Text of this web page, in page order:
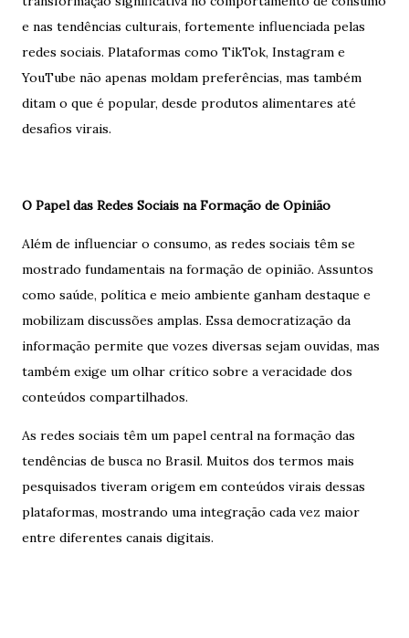
e nas tendências culturais, fortemente influenciada pelas
redes sociais. Plataformas como TikTok, Instagram e
YouTube não apenas moldam preferências, mas também
ditam o que é popular, desde produtos alimentares até
desafios virais.
O Papel das Redes Sociais na Formação de Opinião
Além de influenciar o consumo, as redes sociais têm se
mostrado fundamentais na formação de opinião. Assuntos
como saúde, política e meio ambiente ganham destaque e
mobilizam discussões amplas. Essa democratização da
informação permite que vozes diversas sejam ouvidas, mas
também exige um olhar crítico sobre a veracidade dos
conteúdos compartilhados.
As redes sociais têm um papel central na formação das
tendências de busca no Brasil. Muitos dos termos mais
pesquisados ​​tiveram origem em conteúdos virais dessas
plataformas, mostrando uma integração cada vez maior
entre diferentes canais digitais.